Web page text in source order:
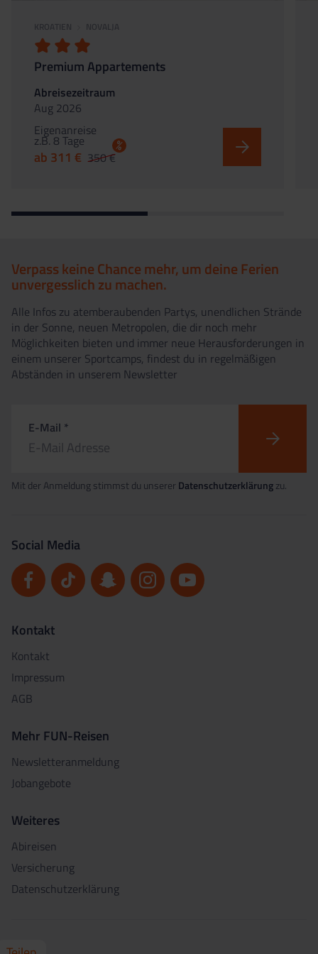
KROATIEN NOVALJA
Premium Appartements
Abreisezeitraum
Aug 2026
Eigenanreise
z.B. 8 Tage
ab 311 € 350 €
%
Verpass keine Chance mehr, um deine Ferien
unvergesslich zu machen.
Alle Infos zu atemberaubenden Partys, unendlichen Strände
in der Sonne, neuen Metropolen, die dir noch mehr
Möglichkeiten bieten und immer neue Herausforderungen in
einem unserer Sportcamps, findest du in regelmäßigen
Abständen in unserem Newsletter
E-Mail *
Mit der Anmeldung stimmst du unserer Datenschutzerklärungzu.
Social Media
Kontakt
Kontakt
Impressum
AGB
Mehr FUN-Reisen
Newsletteranmeldung
Jobangebote
Weiteres
Abireisen
Versicherung
Datenschutzerklärung